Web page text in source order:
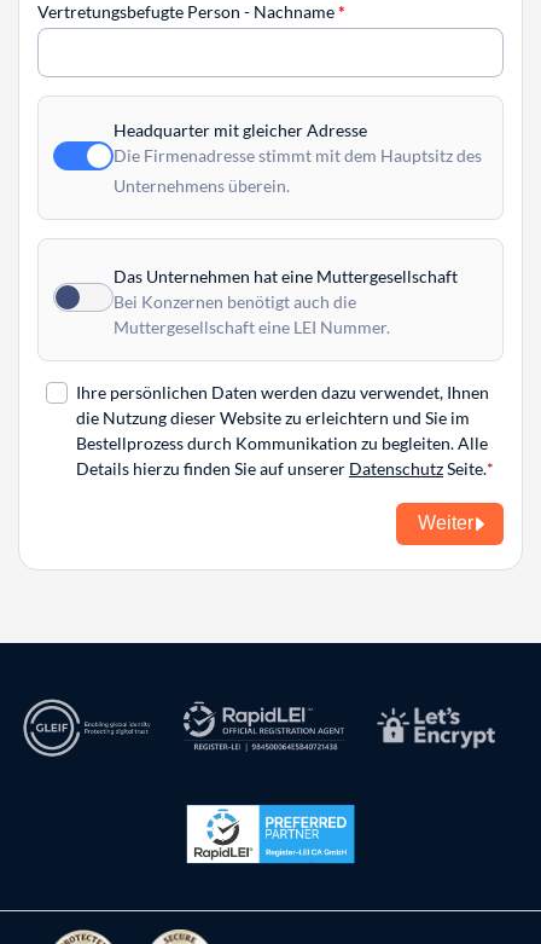
Vertretungsbefugte Person - Nachname*
Headquarter mit gleicher Adresse
Die Firmenadresse stimmt mit dem Hauptsitz des
Unternehmens überein.
Das Unternehmen hat eine Muttergesellschaft
Bei Konzernen benötigt auch die
Muttergesellschaft eine LEI Nummer.
Ihre persönlichen Daten werden dazu verwendet, Ihnen
die Nutzung dieser Website zu erleichtern und Sie im
Bestellprozess durch Kommunikation zu begleiten. Alle
Details hierzu finden Sie auf unserer DatenschutzSeite.
Weiter